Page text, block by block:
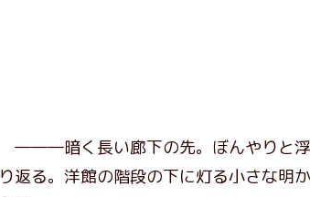
―――暗く長い廊下の先。ぼんやりと浮
り返る。洋館の階段の下に灯る小さな明